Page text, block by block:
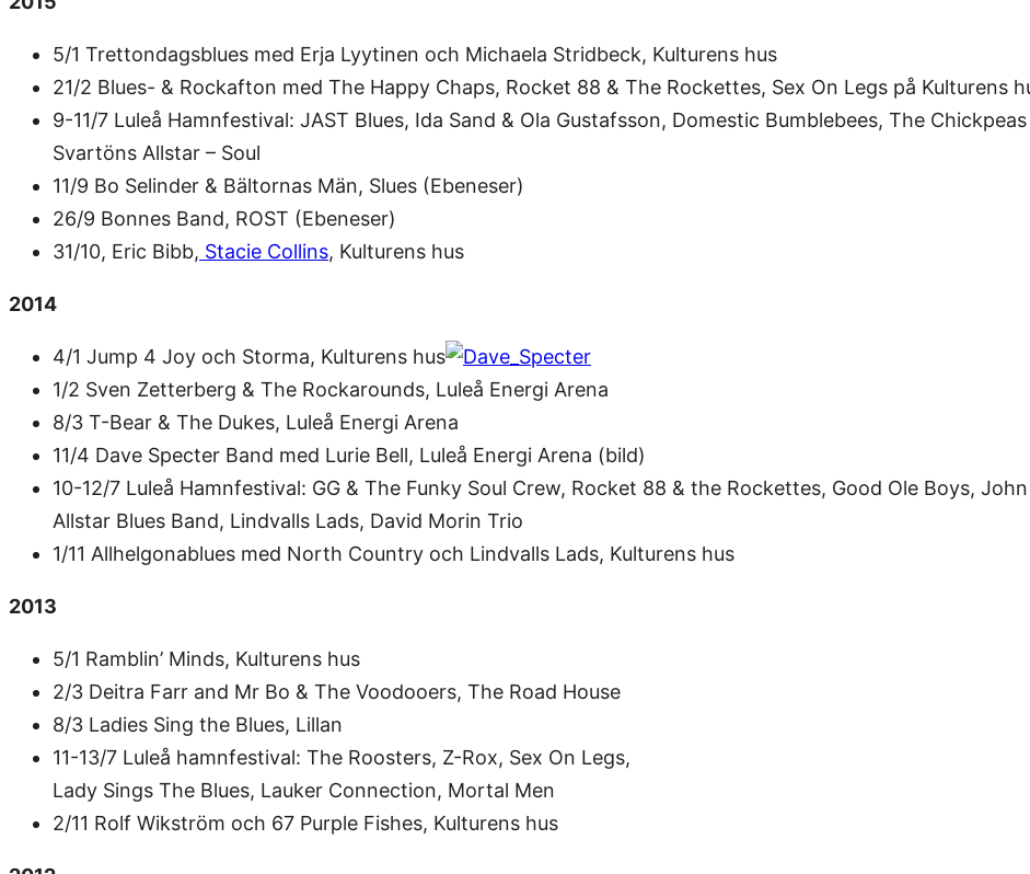
5/1 Trettondagsblues med Erja Lyytinen och Michaela Stridbeck, Kulturens hus
21/2 Blues- & Rockafton med The Happy Chaps, Rocket 88 & The Rockettes, Sex On Legs på Kulturens
9-11/7 Luleå Hamnfestival: JAST Blues, Ida Sand & Ola Gustafsson, Domestic Bumblebees, The
Svartöns Allstar – Soul
11/9 Bo Selinder & Bältornas Män, Slues (Ebeneser)
26/9 Bonnes Band, ROST (Ebeneser)
31/10, Eric Bibb, Stacie Collins, Kulturens hus
2014
4/1 Jump 4 Joy och Storma, Kulturens hus
1/2 Sven Zetterberg & The Rockarounds, Luleå Energi Arena
8/3 T-Bear & The Dukes, Luleå Energi Arena
11/4 Dave Specter Band med Lurie Bell, Luleå Energi Arena (bild)
10-12/7 Luleå Hamnfestival: GG & The Funky Soul Crew, Rocket 88 & the Rockettes, Good Ole Boys,
Allstar Blues Band, Lindvalls Lads, David Morin Trio
1/11 Allhelgonablues med North Country och Lindvalls Lads, Kulturens hus
2013
5/1 Ramblin’ Minds, Kulturens hus
2/3 Deitra Farr and Mr Bo & The Voodooers, The Road House
8/3 Ladies Sing the Blues, Lillan
11-13/7 Luleå hamnfestival: The Roosters, Z-Rox, Sex On Legs,
Lady Sings The Blues, Lauker Connection, Mortal Men
2/11 Rolf Wikström och 67 Purple Fishes, Kulturens hus